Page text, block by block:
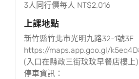
3人同行價每人 NT$2,016
上課地點
新竹縣竹北市光明九路32-1號3F
https://maps.app.goo.gl/
(入口在縣政三街玟玟早餐店樓上)
停車資訊：